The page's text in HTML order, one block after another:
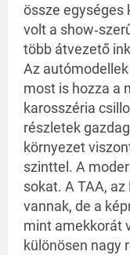
össze egységes
volt a
több átvezető
Az
most is hozza a
karosszéria
részletek
környezet
szinttel. A
sokat. A TAA, az
vannak, de a
mint amekkorát
különösen nagy